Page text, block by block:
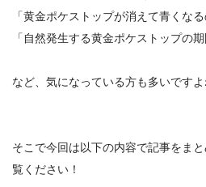
「黄金ポケストップが消えて青くなる
「自然発生する黄金ポケストップの
など、気になっている方も多いですよ
そこで今回は以下の内容で記事をま
覧ください！